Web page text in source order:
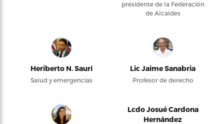
presidente de la Federación
de Alcaldes
Heriberto N. Saurí
Salud y emergencias
Lic Jaime Sanabria
Profesor de derecho
Lcdo Josué Cardona
Hernández